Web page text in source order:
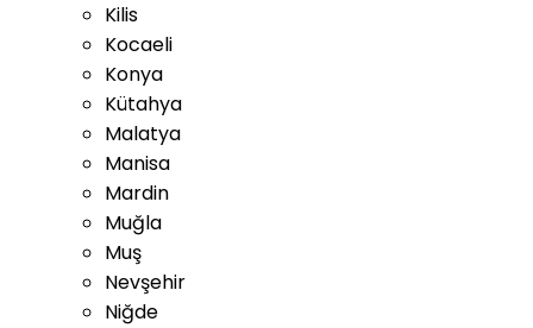
Kilis
Kocaeli
Konya
Kütahya
Malatya
Manisa
Mardin
Muğla
Muş
Nevşehir
Niğde